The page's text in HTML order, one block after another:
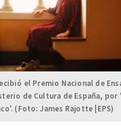
el Premio Nacional de
de Cultura de España,
(Foto: James Rajotte |EPS)